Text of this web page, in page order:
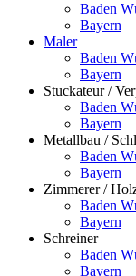
Baden
Bayern
Maler
Baden
Bayern
Stuckateur /
Baden
Bayern
Metallbau /
Baden
Bayern
Zimmerer /
Baden
Bayern
Schreiner
Baden
Bayern